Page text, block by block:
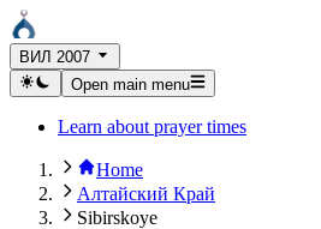
ВИЛ 2007
Open main menu
Learn about prayer times
Home
Алтайский Край
Sibirskoye